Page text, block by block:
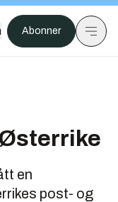
Abonner
en
post- og